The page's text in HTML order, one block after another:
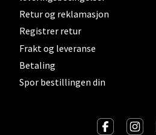
Retur og reklamasjon
Registrer retur
Frakt og leveranse
Betaling
Spor bestillingen din
Tromsø - Jekta
Karlsøyveien 12, 9015 Tromsø